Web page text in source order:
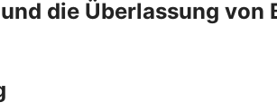
die Überlassung